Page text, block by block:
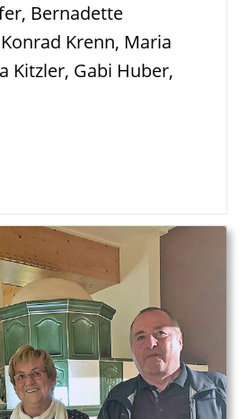
Bernadette
Krenn, Maria
Kitzler, Gabi Huber,